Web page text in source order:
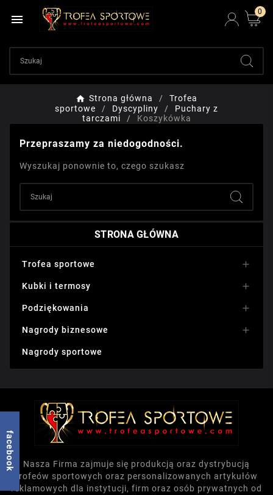

0
Strona główna
Trofea
sportowe
Dyscypliny
Puchary z
tarczami
Koszykówka
Przepraszamy za niedogodności.
Wyszukaj ponownie to, czego szukasz
STRONA GŁÓWNA
Trofea sportowe 
Kubki i termosy 
Podziękowania 
Nagrody biznesowe 
Nagrody sportowe
Nasza Firma zajmuje się produkcją oraz dystrybucją
trofeów sportowych oraz personalizowanych artykułów
reklamowych dla instytucji, firm oraz osób prywatnych od
facebook